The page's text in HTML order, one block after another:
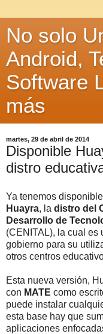
No solo
Android,
Software
más
martes, 29 de abril de 2014
Disponible
distro
Ya tenemos
Huayra, la distro del
Desarrollo de
(CENITAL), la cual es
gobierno para su
otros centros
Esta nueva versión,
con MATE como
puede instalar
esta base hay que
aplicaciones